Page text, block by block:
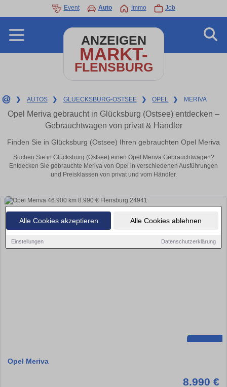
Alle Cookies akzeptieren Alle Cookies ablehnen
Einstellungen Datenschutzerklärung
Event Auto Immo Job
ANZEIGEN
MARKT-
FLENSBURG
❯ AUTOS ❯ GLUECKSBURG-OSTSEE ❯ OPEL ❯ MERIVA
Opel Meriva gebraucht in Glücksburg (Ostsee) entdecken –
Gebrauchtwagen von privat & Händler
Finden Sie in Glücksburg (Ostsee) Ihren gebrauchten Opel Meriva
Suchen Sie in Glücksburg (Ostsee) einen Opel Meriva Gebrauchtwagen?
Entdecken Sie gebrauchte Meriva von Opel in verschiedenen Ausführungen
und Preisklassen von privat und vom Händler.
Opel Meriva
8.990 €